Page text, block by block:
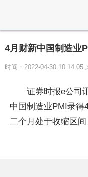
4月财新中国制造业
时间：2022-04-30 10:14:05
证券时报e公司
中国制造业PMI录得
二个月处于收缩区间